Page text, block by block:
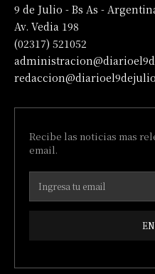
9 de Julio - Bs As -
Av. Vedia 198
(02317) 521052
Recibe las noticias mas
email.